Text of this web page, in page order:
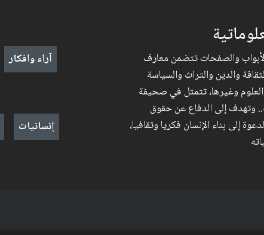
والصفحات تتضمن معارف
والدين والتراث والسياسة
وغيرها، تتمثل في صحيفة
وتهدف إلى الدفاع عن حقوق
إلى بناء الإنسان فكريا وثقافيا،
آراء وافكار
إنسانيات